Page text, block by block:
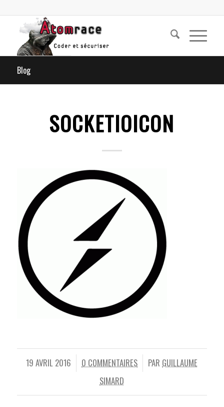
Blog
SOCKETIOICON
19 AVRIL 2016
/ 0 COMMENTAIRES
/ PAR GUILLAUME
SIMARD